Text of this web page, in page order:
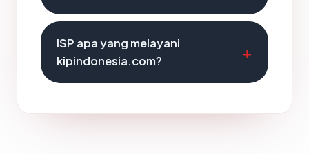
ISP apa yang melayani
kipindonesia.com?